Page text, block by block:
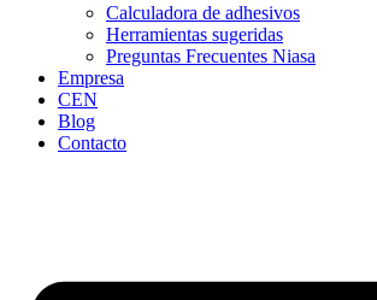
Calculadora de adhesivos
Herramientas sugeridas
Preguntas Frecuentes Niasa
Empresa
CEN
Blog
Contacto